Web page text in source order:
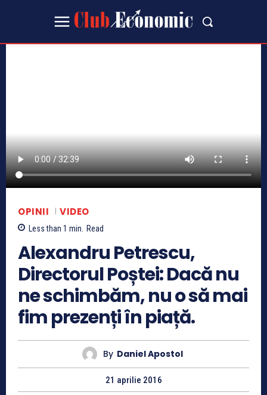
OPINII VIDEO
Less than 1 min. Read
Alexandru Petrescu,
Directorul Poștei: Dacă nu
ne schimbăm, nu o să mai
fim prezenți în piață.
By Daniel Apostol
21 aprilie 2016